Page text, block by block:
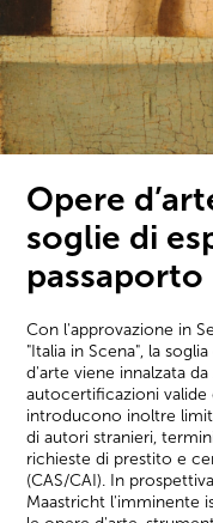
Opere
soglie di
passaporto
Con l'approvazione in
"Italia in Scena", la
d'arte viene innalzata
autocertificazioni valide
introducono inoltre
di autori stranieri,
richieste di prestito e
(CAS/CAI). In
Maastricht l'imminente